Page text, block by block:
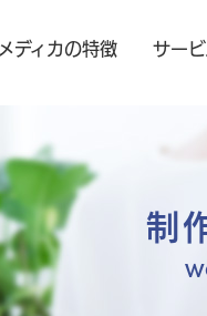
メディカの特徴 サービ
制